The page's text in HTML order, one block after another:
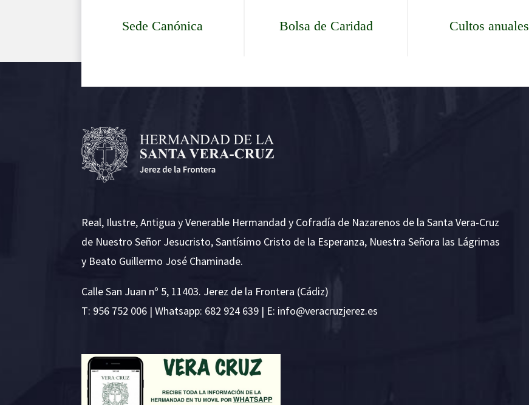
Sede Canónica Bolsa de Caridad Cultos anuales
Real, Ilustre, Antigua y Venerable Hermandad y Cofradía de Nazarenos de la Santa Vera-Cruz
de Nuestro Señor Jesucristo, Santísimo Cristo de la Esperanza, Nuestra Señora las Lágrimas
y Beato Guillermo José Chaminade.
Calle San Juan nº 5, 11403. Jerez de la Frontera (Cádiz)
T: 956 752 006 | Whatsapp: 682 924 639 | E: se.ze
rejzu
rcare
v@ofn
i